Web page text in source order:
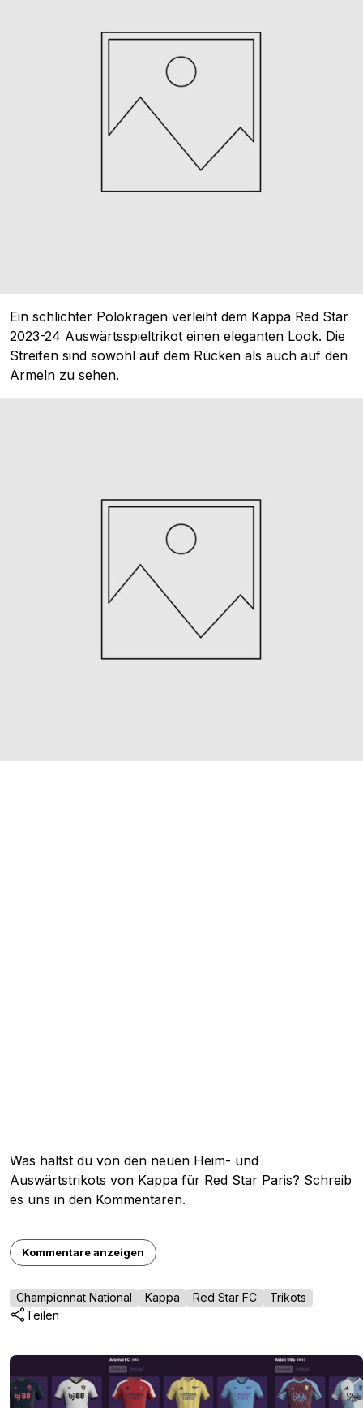
Ein schlichter Polokragen verleiht dem Kappa Red Star
2023-24 Auswärtsspieltrikot einen eleganten Look. Die
Streifen sind sowohl auf dem Rücken als auch auf den
Ärmeln zu sehen.
Was hältst du von den neuen Heim- und
Auswärtstrikots von Kappa für Red Star Paris? Schreib
es uns in den Kommentaren.
Kommentare anzeigen
Championnat National Kappa Red Star FC
Trikots
Teilen